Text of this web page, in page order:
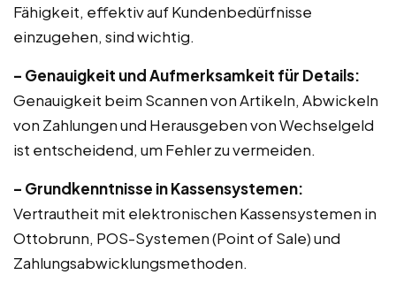
Fähigkeit, effektiv auf Kundenbedürfnisse
einzugehen, sind wichtig.
– Genauigkeit und Aufmerksamkeit für Details:
Genauigkeit beim Scannen von Artikeln, Abwickeln
von Zahlungen und Herausgeben von Wechselgeld
ist entscheidend, um Fehler zu vermeiden.
– Grundkenntnisse in Kassensystemen:
Vertrautheit mit elektronischen Kassensystemen in
Ottobrunn, POS-Systemen (Point of Sale) und
Zahlungsabwicklungsmethoden.